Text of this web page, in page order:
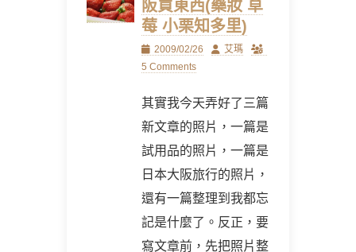
阪買東西(藥妝 草
莓 小栗知多里)
Posted
on
2009/02/26 Author
艾瑪
5 Comments
其實我今天弄好了三篇
新文章的照片，一篇是
試用品的照片，一篇是
日本大阪旅行的照片，
還有一篇整理到我都忘
記是什麼了。反正，要
寫文章前，先把照片整